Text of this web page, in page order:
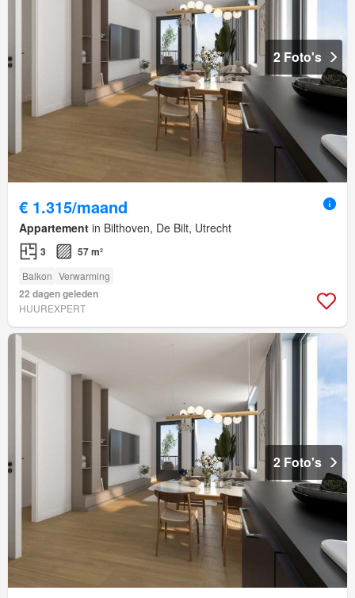
2 Foto's
€ 1.315/maand
Appartement in Bilthoven, De Bilt, Utrecht
3 57 m²
Balkon Verwarming
22 dagen geleden
HUUREXPERT
2 Foto's